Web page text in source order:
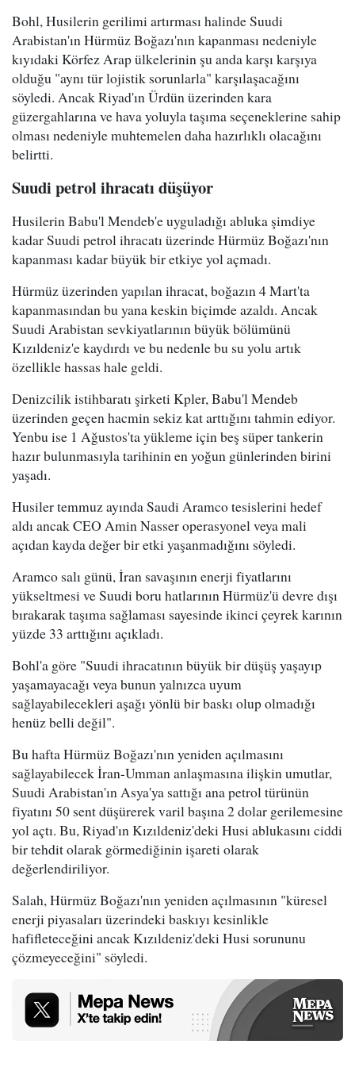
Bohl, Husilerin gerilimi artırması halinde Suudi
Arabistan'ın Hürmüz Boğazı'nın kapanması nedeniyle
kıyıdaki Körfez Arap ülkelerinin şu anda karşı karşıya
olduğu "aynı tür lojistik sorunlarla" karşılaşacağını
söyledi. Ancak Riyad'ın Ürdün üzerinden kara
güzergahlarına ve hava yoluyla taşıma seçeneklerine sahip
olması nedeniyle muhtemelen daha hazırlıklı olacağını
belirtti.
Suudi petrol ihracatı düşüyor
Husilerin Babu'l Mendeb'e uyguladığı abluka şimdiye
kadar Suudi petrol ihracatı üzerinde Hürmüz Boğazı'nın
kapanması kadar büyük bir etkiye yol açmadı.
Hürmüz üzerinden yapılan ihracat, boğazın 4 Mart'ta
kapanmasından bu yana keskin biçimde azaldı. Ancak
Suudi Arabistan sevkiyatlarının büyük bölümünü
Kızıldeniz'e kaydırdı ve bu nedenle bu su yolu artık
özellikle hassas hale geldi.
Denizcilik istihbaratı şirketi Kpler, Babu'l Mendeb
üzerinden geçen hacmin sekiz kat arttığını tahmin ediyor.
Yenbu ise 1 Ağustos'ta yükleme için beş süper tankerin
hazır bulunmasıyla tarihinin en yoğun günlerinden birini
yaşadı.
Husiler temmuz ayında Saudi Aramco tesislerini hedef
aldı ancak CEO Amin Nasser operasyonel veya mali
açıdan kayda değer bir etki yaşanmadığını söyledi.
Aramco salı günü, İran savaşının enerji fiyatlarını
yükseltmesi ve Suudi boru hatlarının Hürmüz'ü devre dışı
bırakarak taşıma sağlaması sayesinde ikinci çeyrek karının
yüzde 33 arttığını açıkladı.
Bohl'a göre "Suudi ihracatının büyük bir düşüş yaşayıp
yaşamayacağı veya bunun yalnızca uyum
sağlayabilecekleri aşağı yönlü bir baskı olup olmadığı
henüz belli değil".
Bu hafta Hürmüz Boğazı'nın yeniden açılmasını
sağlayabilecek İran-Umman anlaşmasına ilişkin umutlar,
Suudi Arabistan'ın Asya'ya sattığı ana petrol türünün
fiyatını 50 sent düşürerek varil başına 2 dolar gerilemesine
yol açtı. Bu, Riyad'ın Kızıldeniz'deki Husi ablukasını ciddi
bir tehdit olarak görmediğinin işareti olarak
değerlendiriliyor.
Salah, Hürmüz Boğazı'nın yeniden açılmasının "küresel
enerji piyasaları üzerindeki baskıyı kesinlikle
hafifleteceğini ancak Kızıldeniz'deki Husi sorununu
çözmeyeceğini" söyledi.